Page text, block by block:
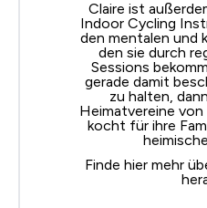
Claire ist
Indoor Cycling
den mentalen und
den sie durch
Sessions
gerade damit
zu halten,
Heimatvereine
kocht für ihre
Finde hiermehr